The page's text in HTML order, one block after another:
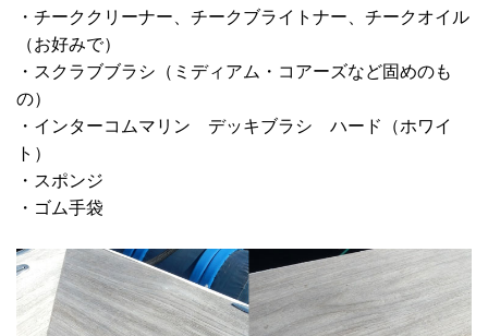
・チーククリーナー、チークブライトナー、チークオイル
（お好みで）
・スクラブブラシ（ミディアム・コアーズなど固めのも
の）
・インターコムマリン デッキブラシ ハード（ホワイ
ト）
・スポンジ
・ゴム手袋